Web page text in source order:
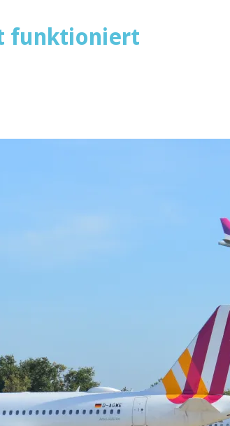
funktioniert